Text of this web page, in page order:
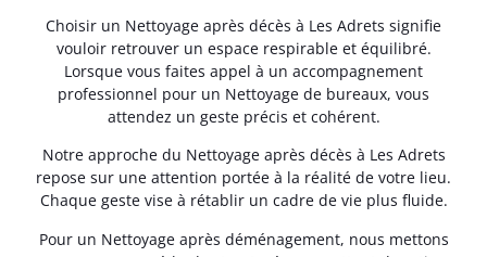
Choisir un Nettoyage après décès à Les Adrets signifie
vouloir retrouver un espace respirable et équilibré.
Lorsque vous faites appel à un accompagnement
professionnel pour un Nettoyage de bureaux, vous
attendez un geste précis et cohérent.
Notre approche du Nettoyage après décès à Les Adrets
repose sur une attention portée à la réalité de votre lieu.
Chaque geste vise à rétablir un cadre de vie plus fluide.
Pour un Nettoyage après déménagement, nous mettons